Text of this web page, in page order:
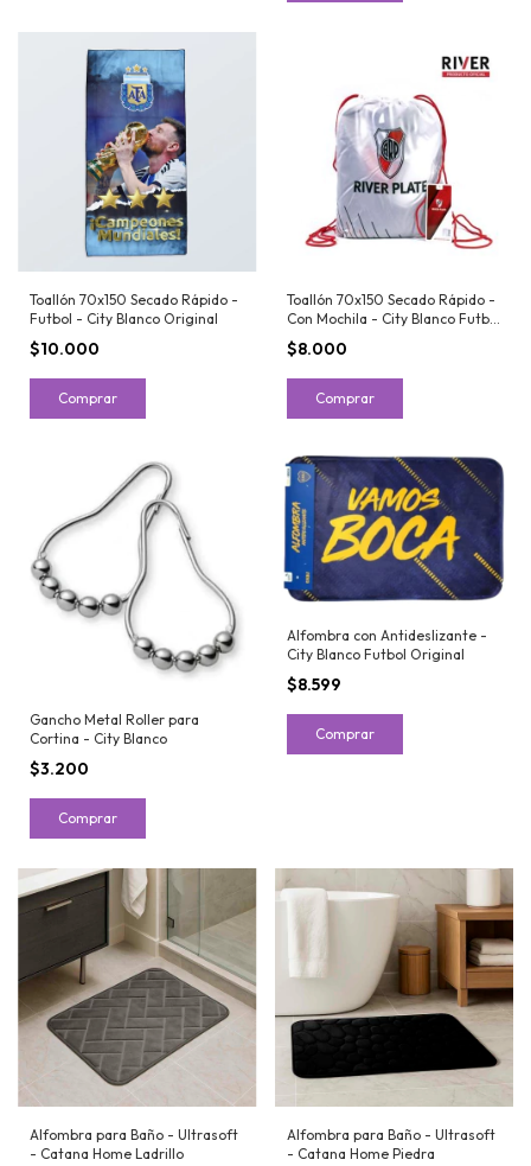
Toallón 70x150 Secado Rápido -
Futbol - City Blanco Original
$10.000
Comprar
Toallón 70x150 Secado Rápido -
Con Mochila - City Blanco Futbol
Original
$8.000
Comprar
Gancho Metal Roller para
Cortina - City Blanco
$3.200
Comprar
Alfombra con Antideslizante -
City Blanco Futbol Original
$8.599
Comprar
Alfombra para Baño - Ultrasoft
- Catana Home Ladrillo
Alfombra para Baño - Ultrasoft
- Catana Home Piedra